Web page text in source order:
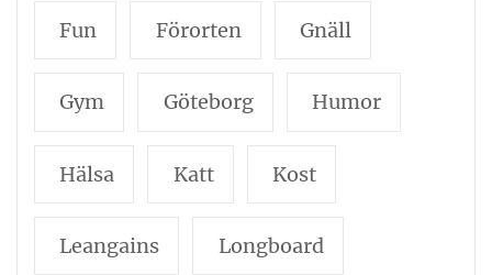
Fun Förorten Gnäll
Gym Göteborg Humor
Hälsa Katt Kost
Leangains Longboard